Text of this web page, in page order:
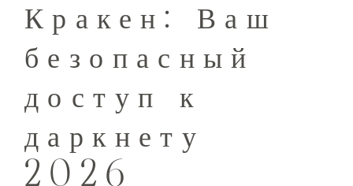
Кракен: Ваш
безопасный
доступ к
даркнету
2026